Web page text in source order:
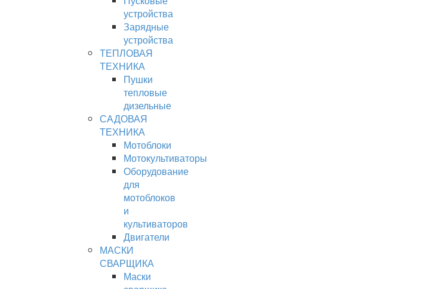
устройства
Зарядные
устройства
ТЕПЛОВАЯ
ТЕХНИКА
Пушки
тепловые
дизельные
САДОВАЯ
ТЕХНИКА
Мотоблоки
Мотокультиваторы
Оборудование
для
мотоблоков
и
культиваторов
Двигатели
МАСКИ
СВАРЩИКА
Маски